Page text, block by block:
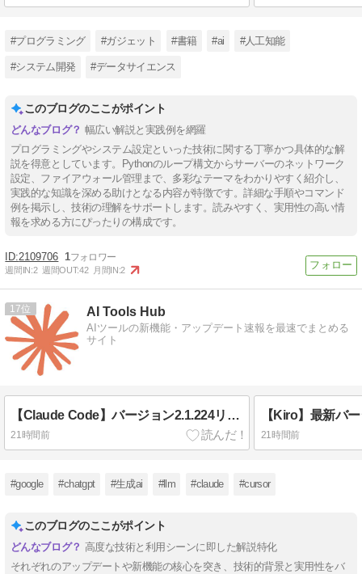
#プログラミング #ガジェット #書籍 #ai #人工知能
#システム開発 #データサイエンス
このブログのここがポイント
幅広い解説と実践例を網羅
プログラミングやシステム設定といった技術に関する丁寧かつ具体的な解
説を得意としています。Pythonのループ構文からサーバーのネットワーク
設定、ファイアウォール管理まで、多彩なテーマをわかりやすく紹介し、
実践的な知識を深める助けとなる内容が特徴です。詳細な手順やコマンド
例を掲示し、技術の理解をサポートします。読みやすく、実用性の高い情
報を求める方にぴったりの構成です。
2109706 1
週間IN:2 週間OUT:42 月間IN:2
17 AI Tools Hub
AIツールの新機能・アップデート速報を最速でまとめる
サイト
【Claude Code】バージョン2.1.224リリース！セルフホスト対応など新機能解説
21時間前 21時間前
#google #chatgpt #生成ai #llm #claude #cursor
このブログのここがポイント
高度な技術と利用シーンに即した解説特化
それぞれのアップデートや新機能の核心を突き、技術的背景と実用性をバ